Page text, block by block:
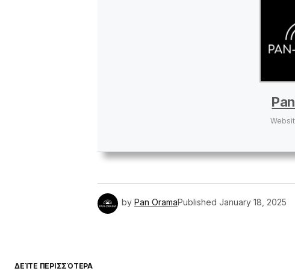
by Pan OramaPublished January 18, 2025
ΔΕΊΤΕ ΠΕΡΙΣΣΌΤΕΡΑ